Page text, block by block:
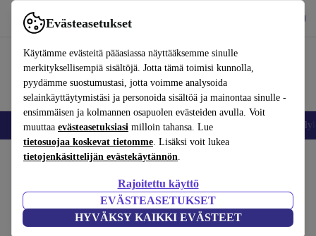
Evästeasetukset
Käytämme evästeitä pääasiassa näyttääksemme sinulle
merkityksellisempiä sisältöjä. Jotta tämä toimisi kunnolla,
pyydämme suostumustasi, jotta voimme analysoida
selainkäyttäytymistäsi ja personoida sisältöä ja mainontaa sinulle -
ensimmäisen ja kolmannen osapuolen evästeiden avulla. Voit
muuttaa evästeasetuksiasi milloin tahansa. Lue
tietosuojaa koskevat tietomme. Lisäksi voit lukea
tietojenkäsittelijän evästekäytännön.
Rajoitettu käyttö
EVÄSTEASETUKSET
HYVÄKSY KAIKKI EVÄSTEET
Käytä refurbed-palvelua nopeasti ja helposti
Matkapuhelimet ja älypuhelimet Kannettavat tietokoneet
Koti Vauvat ja lapset
Ergobag paketti meripihkiluola
koulureppu
sininen